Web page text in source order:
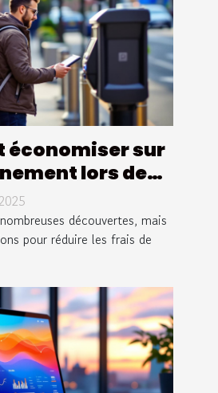
économiser sur
lors de
?
découvertes, mais
pour réduire les frais de